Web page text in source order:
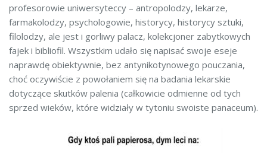
profesorowie uniwersyteccy – antropolodzy, lekarze,
farmakolodzy, psychologowie, historycy, historycy sztuki,
filolodzy, ale jest i gorliwy palacz, kolekcjoner zabytkowych
fajek i bibliofil. Wszystkim udało się napisać swoje eseje
naprawdę obiektywnie, bez antynikotynowego pouczania,
choć oczywiście z powołaniem się na badania lekarskie
dotyczące skutków palenia (całkowicie odmienne od tych
sprzed wieków, które widziały w tytoniu swoiste panaceum).